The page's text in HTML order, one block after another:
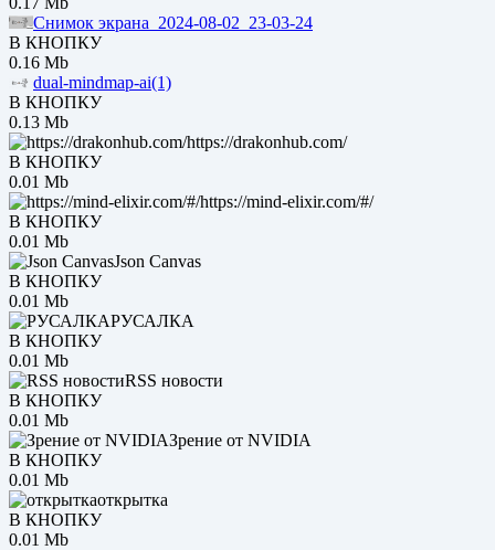
Снимок экрана_2024-08-02_23-03-24
В КНОПКУ
0.16 Mb
dual-mindmap-ai(1)
В КНОПКУ
0.13 Mb
https://drakonhub.com/
В КНОПКУ
0.01 Mb
https://mind-elixir.com/#/
В КНОПКУ
0.01 Mb
Json Canvas
В КНОПКУ
0.01 Mb
РУСАЛКА
В КНОПКУ
0.01 Mb
RSS новости
В КНОПКУ
0.01 Mb
Зрение от NVIDIA
В КНОПКУ
0.01 Mb
открытка
В КНОПКУ
0.01 Mb